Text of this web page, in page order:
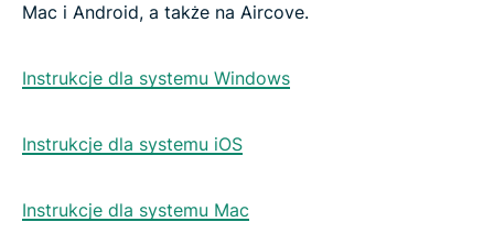
Mac i Android, a także na Aircove.
Instrukcje dla systemu Windows
Instrukcje dla systemu iOS
Instrukcje dla systemu Mac